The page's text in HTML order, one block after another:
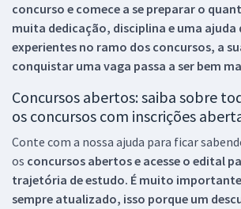
concurso e comece a se preparar o
muita dedicação, disciplina e uma ajuda
experientes no ramo dos concursos, a
conquistar uma vaga passa a ser bem
Concursos abertos: saiba sobre
os concursos com inscrições
Conte com a nossa ajuda para ficar
os concursos abertos e acesse o edital
trajetória de estudo. É muito
sempre atualizado, isso porque um